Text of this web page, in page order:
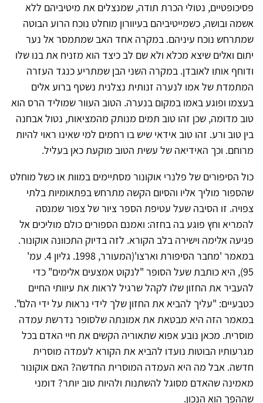
פסיכופטיים, נטולי הכרת תודה, שמנצלים את מיטיביהם ללא
אשמה ובושה, כשמייטיביהם בעיוורון מוחלט נוכח הרוע הבוטה
שמתרחש נוכח עיניהם. במקרה אחד האב שמתמסר אל נער
יתום ואלים שיצא מכלא ולא שם לב כיצד הוא מזניח את בנו שלו
ודוחף אותו לאובדן. במקרה השני הבן שמתריע כנגד העזרה
המתמדת של אמו לנערה זנותית נצלנית נשטף ברוע אלים
בעצמו ופוגע באמו במקום בנערה. הטוב העוור שמוליד הרס הוא
טוב מדומה, שכן זהו טוב תמים מנותק מהמציאות, נטול אבחנה
בין טוב ורע. זהו טוב אידאי שיש בו רחמים למי שאינו ראוי להיות
מרוחם. וכך האידיאה של עשית הטוב מוקעת כאן בעליל.
כול הסיפורים של פלנרי אוקונור מסתיימים במוות או כשל מוחלט
שהספור מוליך אליו והסיום הקשה מתרחש בפתאומיות בלתי
צפויה. זו הסיבה שעל עטיפת הספר ציור של צפור שמנסה
להמריא וחץ פוגע בה בחזה: ואמנם הספורים כולם מוליכים אל
פגיעה אלימה וישירה בלב הקורא. לזה בדיוק התכוונה אוקונור.
במאמר 'מחבר הסיפורת וארצו'(המעורר, 1998. גליון 4. עמ'
95), היא כותבת שעל הסופר "לנקוט אמצעים אלימים" כדי
להעביר את החזון שלו לקהל שרגיל לראות את עיוותי החיים
כטבעיים: "עליך להביא את החזון שלך לידי נראוּת על ידי הלם".
במאמר הזה היא מבטאת את אמונתה שלסופר נדרשת עמדה
מוסרית. מכאן נובע אפוא שתאוריה הקשים את חיי האדם בכל
מגרעותיו הבוטות נועדו להביא את הקורא לעמדה מוסרית
חדשה. אבל מה היא העמדה המוסרית החדשה? האם אוקונור
מאמינה שהאדם מסוגל להשתנות ולהיות טוב יותר? דומני
שההפך הוא הנכון.